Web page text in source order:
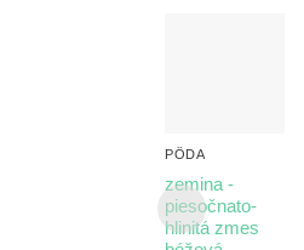
PÔDA
zemina -
piesočnato-
hlinitá zmes